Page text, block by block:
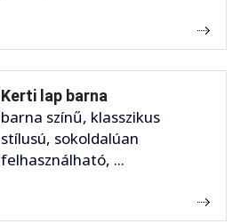
Kerti lap barna
barna színű, klasszikus
stílusú, sokoldalúan
felhasználható, ...